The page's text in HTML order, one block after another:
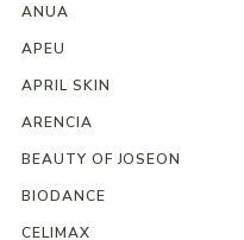
ANUA
APEU
APRIL SKIN
ARENCIA
BEAUTY OF JOSEON
BIODANCE
CELIMAX